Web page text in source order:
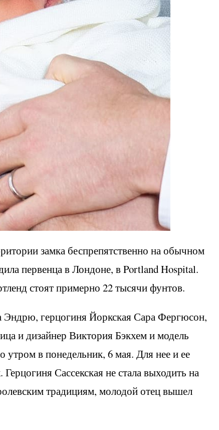
замка беспрепятственно на обычном
первенца в Лондоне, в Portland Hospital.
стоят примерно 22 тысячи фунтов.
герцогиня Йоркская Сара Фергюсон,
и дизайнер Виктория Бэкхем и модель
в понедельник, 6 мая. Для нее и ее
Сассекская не стала выходить на
традициям, молодой отец вышел